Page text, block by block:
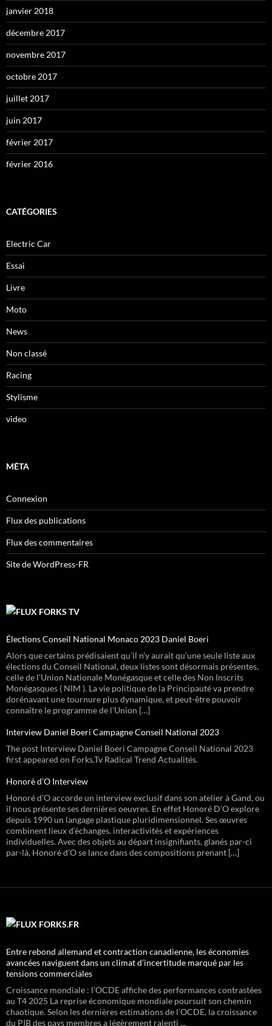
janvier 2018
décembre 2017
novembre 2017
octobre 2017
juillet 2017
juin 2017
février 2017
février 2016
CATÉGORIES
Electric Car
Essai
Livre
Moto
News
Non classé
Racing
Stylisme
video
MÉTA
Connexion
Flux des publications
Flux des commentaires
Site de WordPress-FR
FORKS TV
Élections Conseil National Monaco 2023 Daniel Boeri
Alors que certains prédisaient qu’il n’y aurait qu’une seule liste aux
élections du Conseil National, deux listes sont désormais présentes,
celle de l’Union Nationale Monégasque et celle des Non Inscrits
Monégasques ( NIM ). La vie politique de la Principauté va prendre
dorénavant une tournure plus dynamique, et peut-être pouvoir
connaître le programme de l’Union […]
Interview Daniel Boeri Campagne Conseil National 2023
The post Interview Daniel Boeri Campagne Conseil National 2023
first appeared on Forks.Tv Radical Trend Actualités.
Honorè d’O Interview
Honoré d’O accorde un interview exclusif dans son atelier à Gand, ou
il nous présente ses dernières oeuvres. En effet Honoré D’O explore
depuis 1990 un langage plastique pluridimensionnel. Ses œuvres
combinent lieux d’échanges, interactivités et expériences
individuelles. Avec des objets au départ insignifiants, glanés par-ci
par-là, Honoré d’O se lance dans des compositions prenant […]
FORKS.FR
Entre rebond allemand et contraction canadienne, les économies
avancées naviguent dans un climat d’incertitude marqué par les
tensions commerciales
Croissance mondiale : l’OCDE affiche des performances contrastées
au T4 2025 La reprise économique mondiale poursuit son chemin
chaotique. Selon les dernières estimations de l’OCDE, la croissance
du PIB des pays membres a légèrement ralenti ...